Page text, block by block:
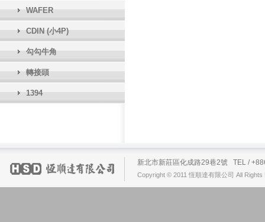
WAFER
CDIN (小4P)
勾勾牛角
轉接頭
1394
新北市新莊區化成路29巷2號 TEL /
Copyright © 2011 恆順達有限公司 All